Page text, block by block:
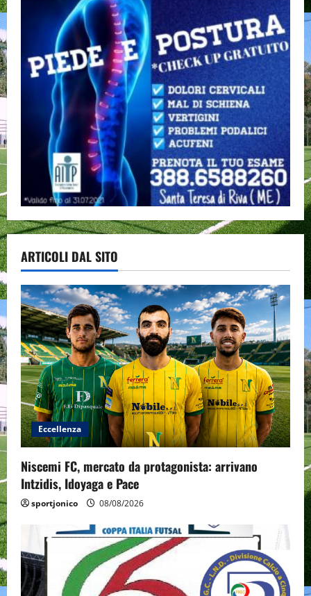
ARTICOLI DAL SITO
Eccellenza
Niscemi FC, mercato da protagonista: arrivano
Intzidis, Idoyaga e Pace
sportjonico 08/08/2026